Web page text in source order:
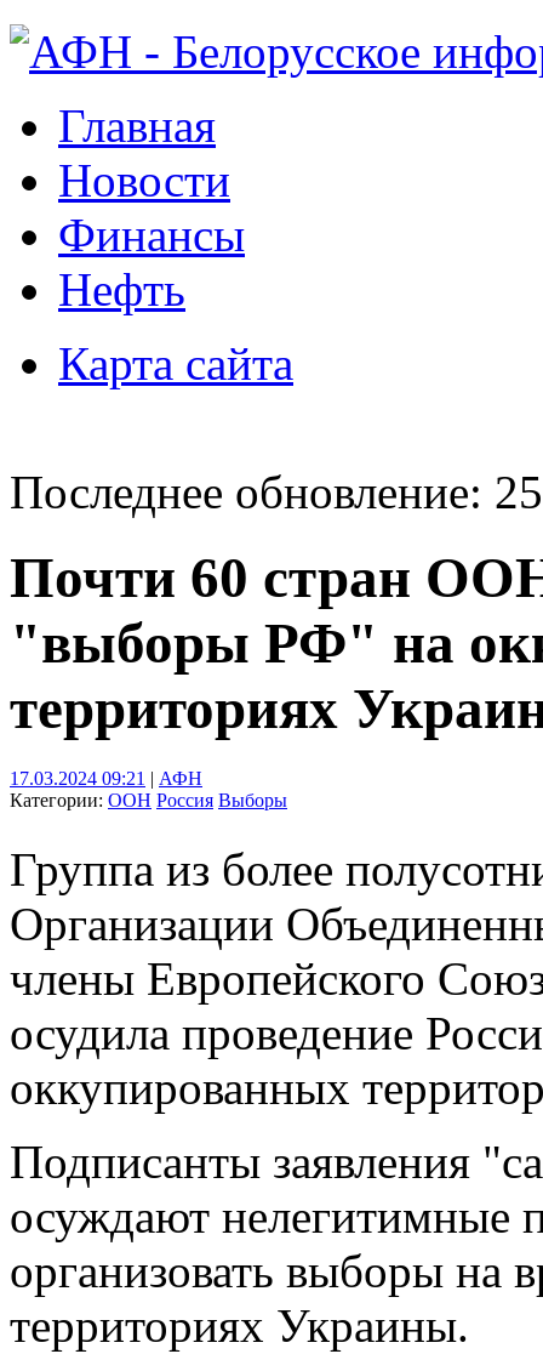
Главная
Новости
Финансы
Нефть
Карта сайта
Последнее обновление:
Почти 60 стран
"выборы РФ" на
территориях
17.03.2024 09:21 | АФН
Категории: ООН Россия Выборы
Группа из более
Организации
члены Европейского
осудила проведение
оккупированных
Подписанты заявления
осуждают нелегитимные
организовать выборы на
территориях Украины.